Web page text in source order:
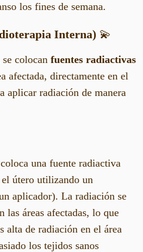
los fines de semana.
Interna) 💫
se colocan fuentes radiactivas
afectada, directamente en el
aplicar radiación de manera
una fuente radiactiva
útero utilizando un
aplicador). La radiación se
las áreas afectadas, lo que
alta de radiación en el área
los tejidos sanos